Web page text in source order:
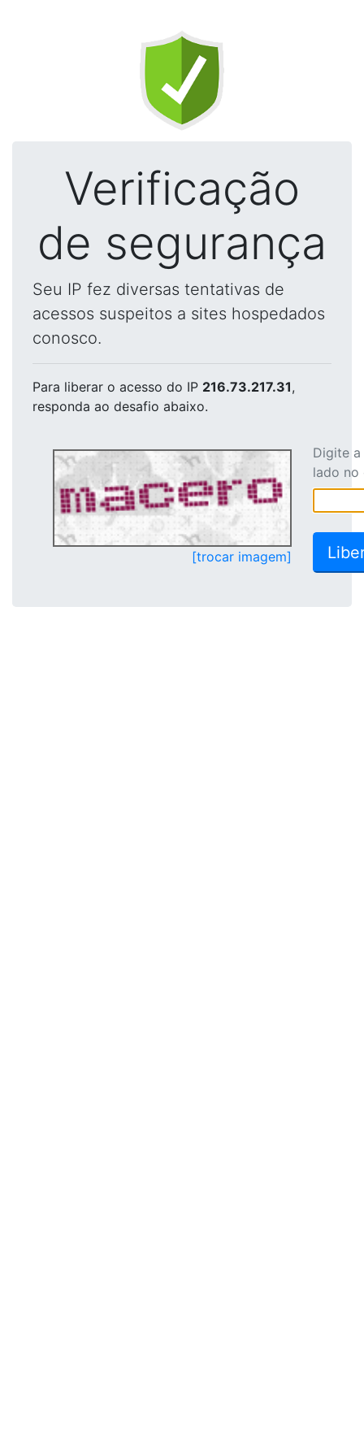
Verificação
de segurança
Seu IP fez diversas tentativas de
acessos suspeitos a sites hospedados
conosco.
Para liberar o acesso do IP 216.73.217.31,
responda ao desafio abaixo.
[trocar imagem]
Digite
lado no